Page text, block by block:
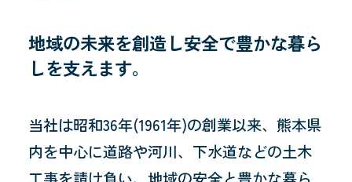
地域の未来を創造し安全で豊かな暮ら
しを支えます。
当社は昭和36年(1961年)の創業以来、熊本県
内を中心に道路や河川、下水道などの土木